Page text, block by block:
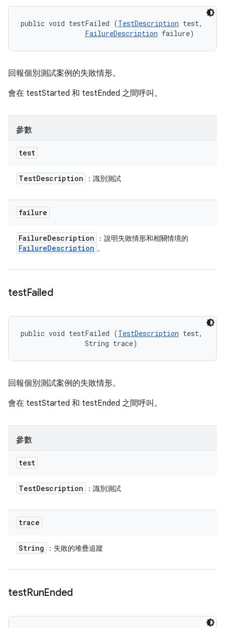
public void testFailed (TestDescription test,
FailureDescription failure)
回報個別測試案例的失敗情形。
會在 testStarted 和 testEnded 之間呼叫。
參數
test
TestDescription ：識別測試
failure
FailureDescription ：說明失敗情形和相關情境的
FailureDescription 。
testFailed
public void testFailed (TestDescription test,
                String trace)
回報個別測試案例的失敗情形。
會在 testStarted 和 testEnded 之間呼叫。
參數
test
TestDescription ：識別測試
trace
String ：失敗的堆疊追蹤
testRunEnded